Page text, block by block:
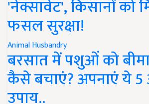
'नेक्सावेट', किसानों को
फसल सुरक्षा!
Animal Husbandry
बरसात में पशुओं को
कैसे बचाएं? अपनाएं ये
उपाय..